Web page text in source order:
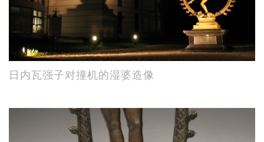
日内瓦强子对撞机的湿婆造像